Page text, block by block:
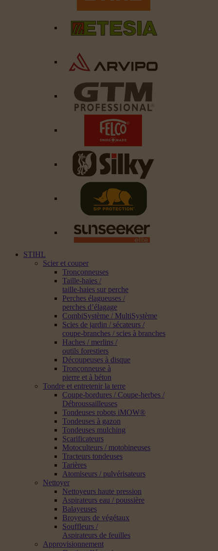
STIHL
Scier et couper
Tronçonneuses
Taille-haies /
taille-haies sur perche
Perches élagueuses /
perches d’élagage
CombiSystème / MultiSystème
Scies de jardin / sécateurs /
coupe-branches / scies à branches
Haches / merlins /
outils forestiers
Découpeuses à disque
Tronçonneuse à
pierre et à béton
Tondre et entretenir la terre
Coupe-bordures / Coupe-herbes /
Débroussailleuses
Tondeuses robots iMOW®
Tondeuses à gazon
Tondeuses mulching
Scarificateurs
Motoculteurs / motobineuses
Tracteurs tondeuses
Tarières
Atomiseurs / pulvérisateurs
Nettoyer
Nettoyeurs haute pression
Aspirateurs eau / poussière
Balayeuses
Broyeurs de végétaux
Souffleurs /
Aspirateurs de feuilles
Approvisionnement